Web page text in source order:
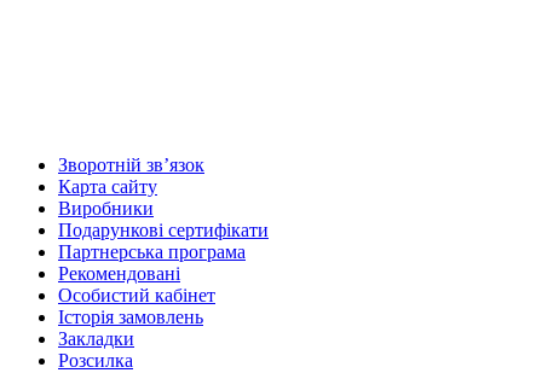
Зворотній зв’язок
Карта сайту
Виробники
Подарункові сертифікати
Партнерська програма
Рекомендовані
Особистий кабінет
Історія замовлень
Закладки
Розсилка